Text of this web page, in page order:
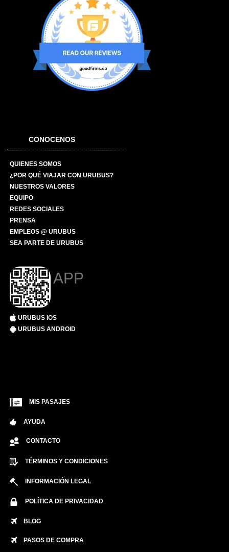
CONOCENOS
QUIENES SOMOS
¿POR QUÉ VIAJAR CON URUBUS?
NUESTROS VALORES
EQUIPO
REDES SOCIALES
PRENSA
EMPLEOS @ URUBUS
SEA PARTE DE URUBUS
APP
URUBUS IOS
URUBUS ANDROID
MIS PASAJES
AYUDA
CONTACTO
TÉRMINOS Y CONDICIONES
INFORMACIÓN LEGAL
POLÍTICA DE PRIVACIDAD
BLOG
PASOS DE COMPRA